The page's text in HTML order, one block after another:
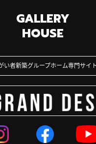
GALLERY
HOUSE
い者新築グループホーム専門サイ